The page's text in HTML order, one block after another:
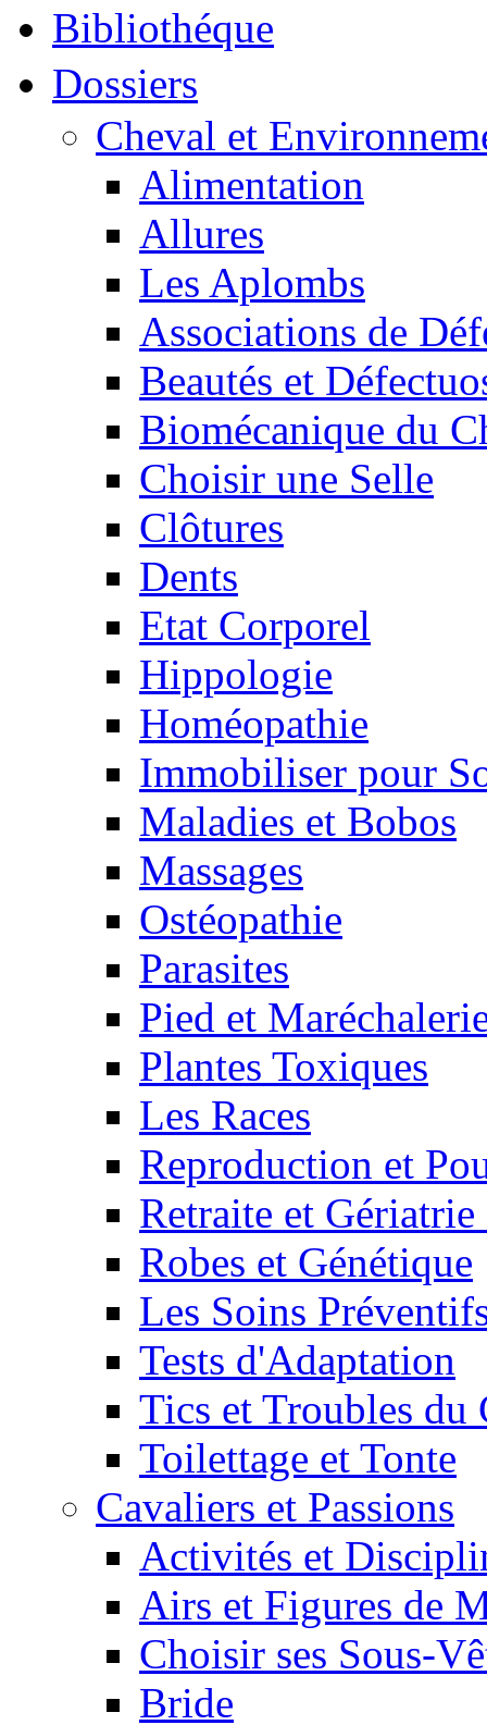
Bibliothéque
Dossiers
Cheval et
Alimentation
Allures
Les Aplombs
Associations de
Beautés et
Biomécanique du
Choisir une Selle
Clôtures
Dents
Etat Corporel
Hippologie
Homéopathie
Immobiliser pour
Maladies et Bobos
Massages
Ostéopathie
Parasites
Pied et
Plantes Toxiques
Les Races
Reproduction et
Retraite et
Robes et Génétique
Les Soins
Tests d'Adaptation
Tics et Troubles du
Toilettage et Tonte
Cavaliers et Passions
Activités et
Airs et Figures de
Choisir ses Sous-
Bride